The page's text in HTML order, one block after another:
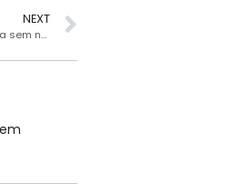
NEXT
Galaxy A90 surge em nova renderização confirmando tela sem notch